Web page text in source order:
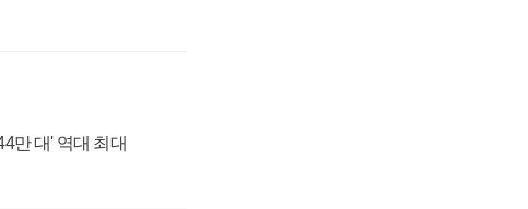
만 대' 역대 최대